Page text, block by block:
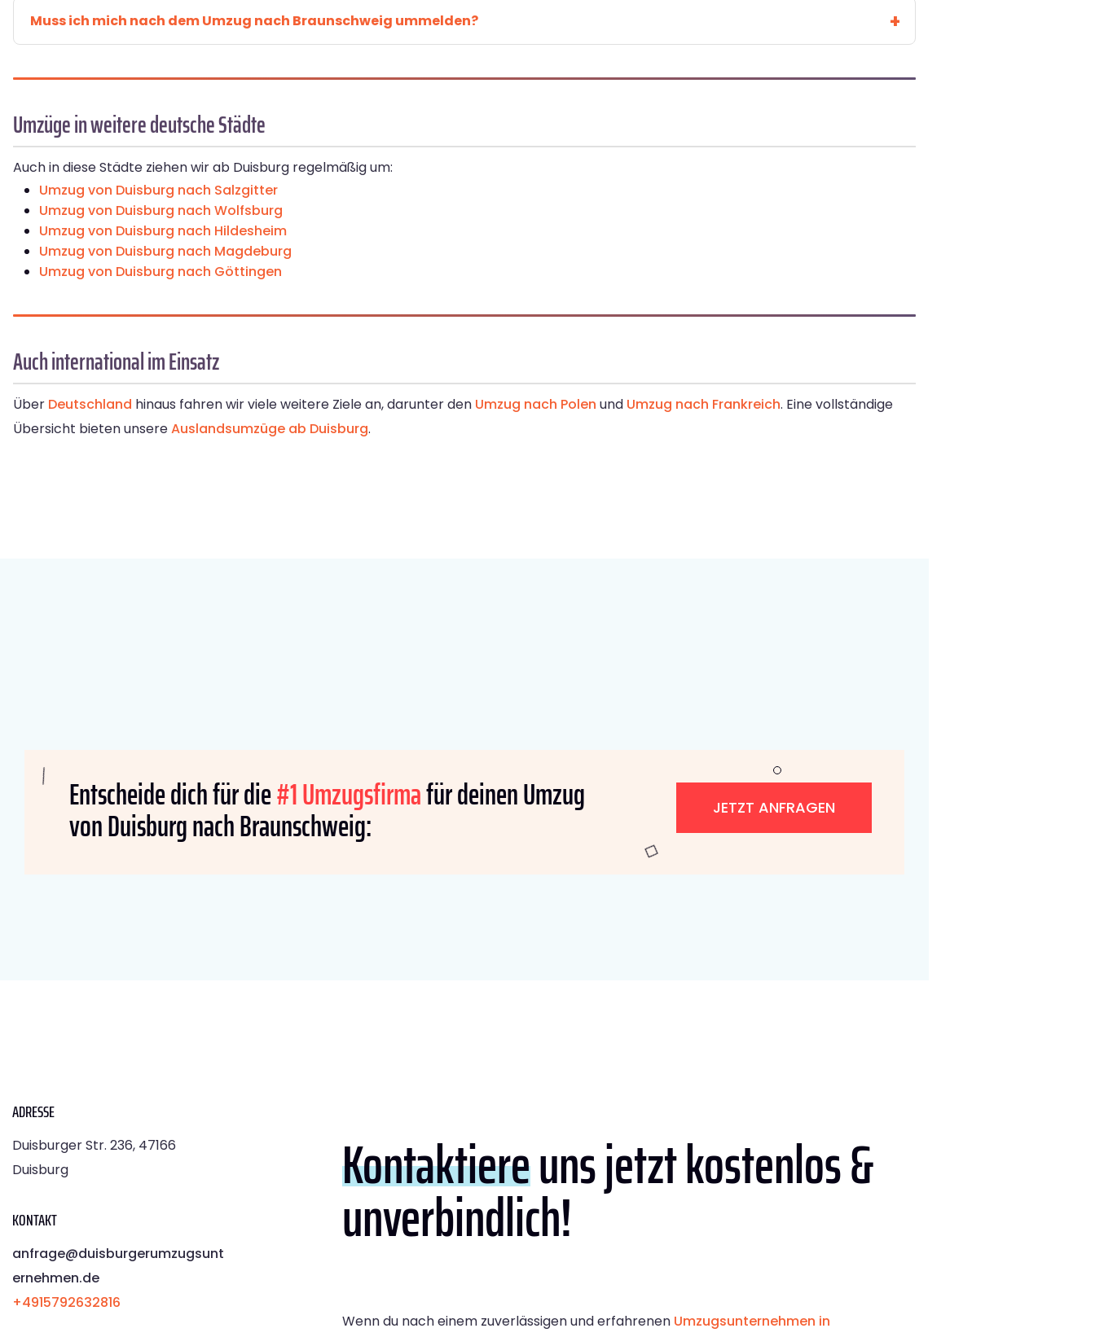
Muss ich mich nach dem Umzug nach Braunschweig ummelden?
Umzüge in weitere deutsche Städte
Auch in diese Städte ziehen wir ab Duisburg regelmäßig um:
Umzug von Duisburg nach Salzgitter
Umzug von Duisburg nach Wolfsburg
Umzug von Duisburg nach Hildesheim
Umzug von Duisburg nach Magdeburg
Umzug von Duisburg nach Göttingen
Auch international im Einsatz
Über Deutschland hinaus fahren wir viele weitere Ziele an, darunter den Umzug nach Polen und Umzug nach Frankreich. Eine vollständige
Übersicht bieten unsereAuslandsumzüge ab Duisburg.
Entscheide dich für die#1 Umzugsfirmafür deinen Umzug
von Duisburg nach Braunschweig: JETZT ANFRAGEN
ADRESSE
Duisburger Str. 236, 47166
Duisburg
KONTAKT
anfrage@duisburgerumzugsunt
ernehmen.de
+4915792632816
Kontaktiereuns jetzt kostenlos &
unverbindlich!
Wenn du nach einem zuverlässigen und erfahrenen Umzugsunternehmen in